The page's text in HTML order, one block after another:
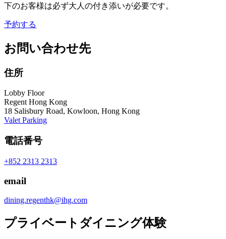
下のお客様は必ず大人の付き添いが必要です。
予約する
お問い合わせ先
住所
Lobby Floor
Regent Hong Kong
18 Salisbury Road, Kowloon, Hong Kong
Valet Parking
電話番号
+852 2313 2313
email
dining.regenthk@ihg.com
プライベートダイニング体験